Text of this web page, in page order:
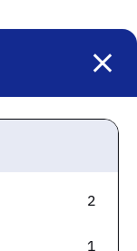
2
1